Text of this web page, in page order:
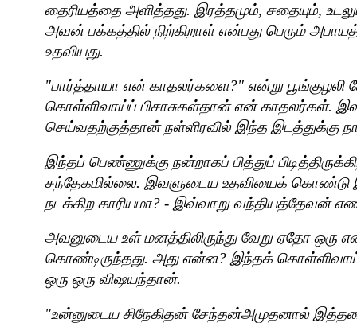
தைரியத்தை அளித்தது. இரத்தமும், சதையும்,
அவன் பக்கத்தில் நிற்கிறாள் என்பது பெரும்
உதவியது.
"பார்த்தாயா என் காதலர்களை?" என்று
கொள்ளிவாய்ப் பிசாசுகள்தான் என் காதலர்கள்.
செய்வதற்குத்தான் நள்ளிரவில் இந்த இடத்துக்கு
இந்தப் பெண்ணுக்கு நன்றாகப் பித்துப்
சந்தேகமில்லை. இவளுடைய உதவியைக் கொண்டு
நடக்கிற காரியமா? - இவ்வாறு வந்தியத்தேவன்
அவனுடைய உள் மனத்திலிருந்து வேறு ஏதோ ஒரு
கொண்டிருந்தது. அது என்ன? இந்தக்
ஒரு ஒரு விஷயந்தான்.
"உன்னுடைய சிநேகிதன் சேந்தன்அமுதனால்